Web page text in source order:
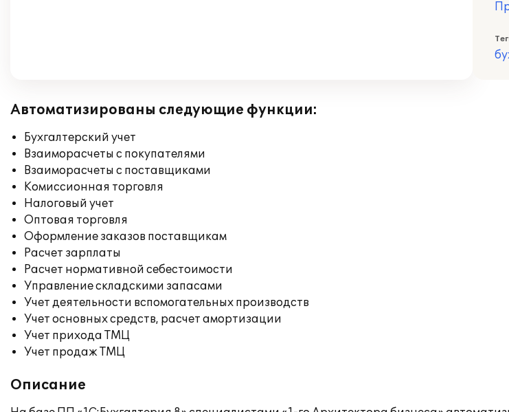
Автоматизированы следующие функции:
Бухгалтерский учет
Взаиморасчеты с покупателями
Взаиморасчеты с поставщиками
Комиссионная торговля
Налоговый учет
Оптовая торговля
Оформление заказов поставщикам
Расчет зарплаты
Расчет нормативной себестоимости
Управление складскими запасами
Учет деятельности вспомогательных производств
Учет основных средств, расчет амортизации
Учет прихода ТМЦ
Учет продаж ТМЦ
Описание